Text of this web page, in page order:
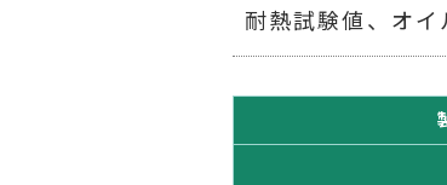
耐熱試験値、オ